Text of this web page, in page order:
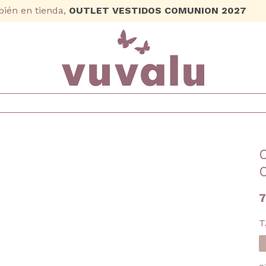
en tienda, OUTLET VESTIDOS COMUNION 2027